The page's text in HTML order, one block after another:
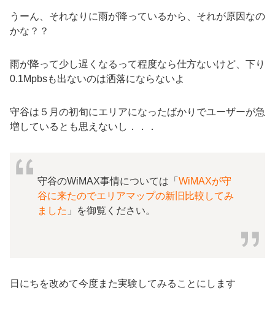
うーん、それなりに雨が降っているから、それが原因なの
かな？？
雨が降って少し遅くなるって程度なら仕方ないけど、下り
0.1Mpbsも出ないのは洒落にならないよ
守谷は５月の初旬にエリアになったばかりでユーザーが急
増しているとも思えないし．．．
守谷のWiMAX事情については「 WiMAXが守
谷に来たのでエリアマップの新旧比較してみ
ました 」を御覧ください。
日にちを改めて今度また実験してみることにします